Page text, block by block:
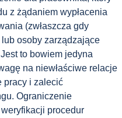
z żądaniem wypłacenia
(zwłaszcza gdy
osoby zarządzające
to bowiem jedyna
na niewłaściwe relacje
pracy i zalecić
Ograniczenie
procedur